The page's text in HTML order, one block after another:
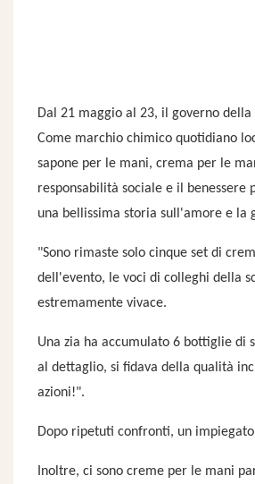
Dal 21 maggio al 23, il governo
Come marchio chimico quotidiano
sapone per le mani, crema per le
responsabilità sociale e il
una bellissima storia sull'amore e la
"Sono rimaste solo cinque set di
dell'evento, le voci di colleghi della
estremamente vivace.
Una zia ha accumulato 6 bottiglie di
al dettaglio, si fidava della qualità
azioni!".
Dopo ripetuti confronti, un
Inoltre, ci sono creme per le mani